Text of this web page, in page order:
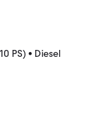
PS) • Diesel